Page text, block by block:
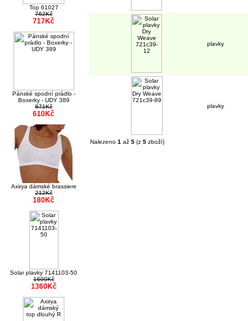
Top 61027
762Kč
717Kč
Pánské spodní prádlo -
Boxerky - UDY 389
871Kč
610Kč
Axirya dámské brassiere
212Kč
180Kč
Solar plavky 7141103-50
1600Kč
1360Kč
plavky
plavky
Nalezeno 1 až 5 (z 5 zboží)